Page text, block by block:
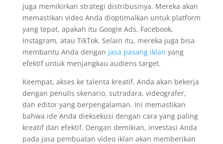
juga memikirkan strategi distribusinya. Mereka akan
memastikan video Anda dioptimalkan untuk platform
yang tepat, apakah itu Google Ads, Facebook,
Instagram, atau TikTok. Selain itu, mereka juga bisa
membantu Anda dengan jasa pasang iklan yang
efektif untuk menjangkau audiens target.
Keempat, akses ke talenta kreatif. Anda akan bekerja
dengan penulis skenario, sutradara, videografer,
dan editor yang berpengalaman. Ini memastikan
bahwa ide Anda dieksekusi dengan cara yang paling
kreatif dan efektif. Dengan demikian, investasi Anda
pada jasa pembuatan video iklan akan memberikan